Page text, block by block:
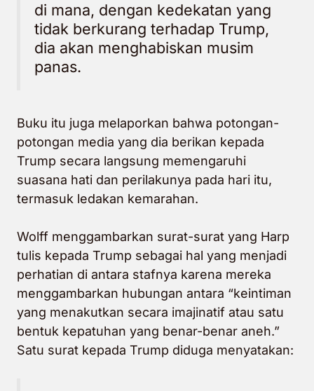
di mana, dengan kedekatan yang
tidak berkurang terhadap Trump,
dia akan menghabiskan musim
panas.
Buku itu juga melaporkan bahwa potongan-
potongan media yang dia berikan kepada
Trump secara langsung memengaruhi
suasana hati dan perilakunya pada hari itu,
termasuk ledakan kemarahan.
Wolff menggambarkan surat-surat yang Harp
tulis kepada Trump sebagai hal yang menjadi
perhatian di antara stafnya karena mereka
menggambarkan hubungan antara “keintiman
yang menakutkan secara imajinatif atau satu
bentuk kepatuhan yang benar-benar aneh.”
Satu surat kepada Trump diduga menyatakan: